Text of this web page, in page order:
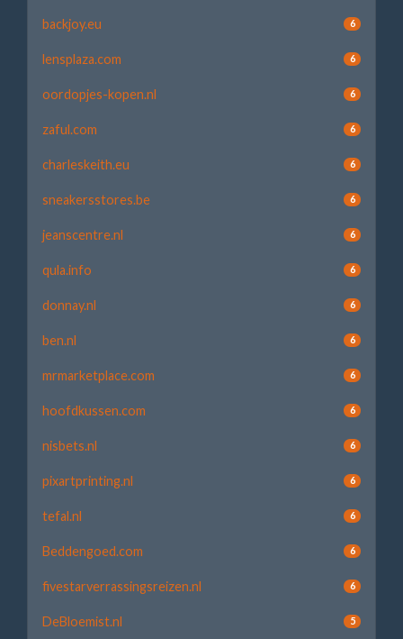
backjoy.eu 6
lensplaza.com 6
oordopjes-kopen.nl 6
zaful.com 6
charleskeith.eu 6
sneakersstores.be 6
jeanscentre.nl 6
qula.info 6
donnay.nl 6
ben.nl 6
mrmarketplace.com 6
hoofdkussen.com 6
nisbets.nl 6
pixartprinting.nl 6
tefal.nl 6
Beddengoed.com 6
fivestarverrassingsreizen.nl 6
DeBloemist.nl 5